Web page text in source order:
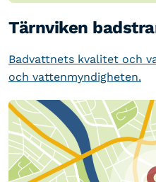
Tärnviken
Badvattnets kvalitet och
och vattenmyndigheten.